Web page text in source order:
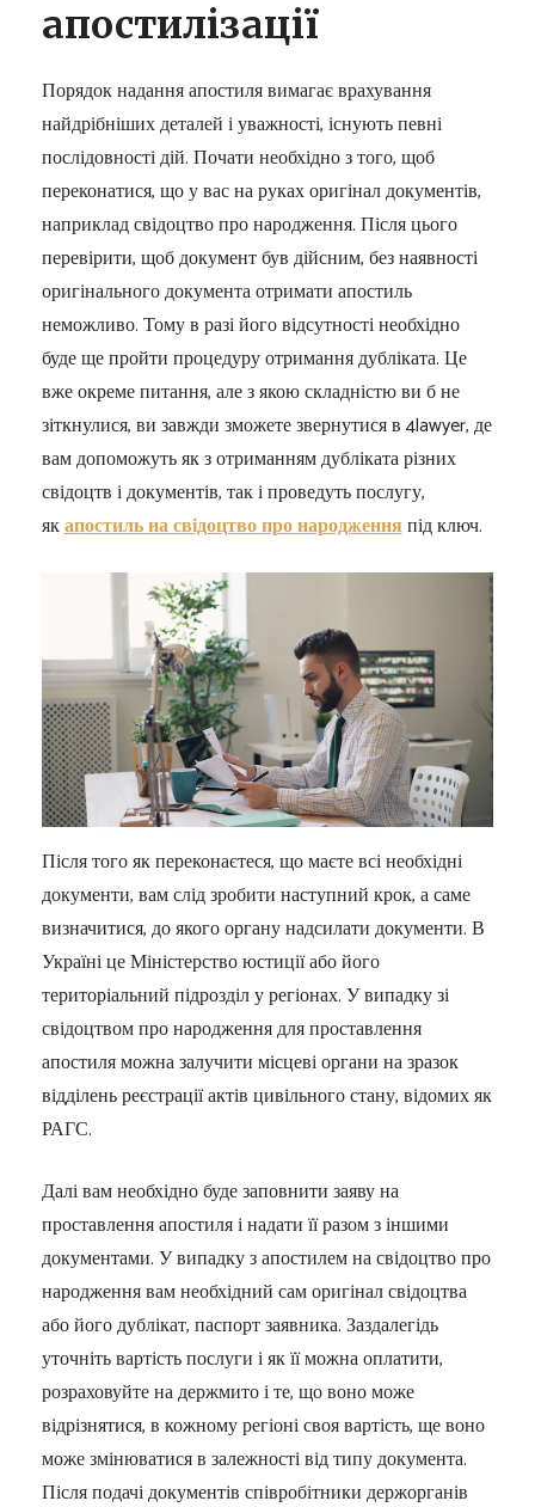
апостилізації
Порядок надання апостиля вимагає врахування
найдрібніших деталей і уважності, існують певні
послідовності дій. Почати необхідно з того, щоб
переконатися, що у вас на руках оригінал документів,
наприклад свідоцтво про народження. Після цього
перевірити, щоб документ був дійсним, без наявності
оригінального документа отримати апостиль
неможливо. Тому в разі його відсутності необхідно
буде ще пройти процедуру отримання дубліката. Це
вже окреме питання, але з якою складністю ви б не
зіткнулися, ви завжди зможете звернутися в 4lawyer, де
вам допоможуть як з отриманням дубліката різних
свідоцтв і документів, так і проведуть послугу,
якапостиль на свідоцтво про народженняпід ключ.
Після того як переконаєтеся, що маєте всі необхідні
документи, вам слід зробити наступний крок, а саме
визначитися, до якого органу надсилати документи. В
Україні це Міністерство юстиції або його
територіальний підрозділ у регіонах. У випадку зі
свідоцтвом про народження для проставлення
апостиля можна залучити місцеві органи на зразок
відділень реєстрації актів цивільного стану, відомих як
РАГС.
Далі вам необхідно буде заповнити заяву на
проставлення апостиля і надати її разом з іншими
документами. У випадку з апостилем на свідоцтво про
народження вам необхідний сам оригінал свідоцтва
або його дублікат, паспорт заявника. Заздалегідь
уточніть вартість послуги і як її можна оплатити,
розраховуйте на держмито і те, що воно може
відрізнятися, в кожному регіоні своя вартість, ще воно
може змінюватися в залежності від типу документа.
Після подачі документів співробітники держорганів